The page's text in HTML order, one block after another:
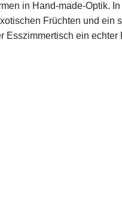
in Hand-made-Optik.
Früchten und ein
Esszimmertisch ein echter